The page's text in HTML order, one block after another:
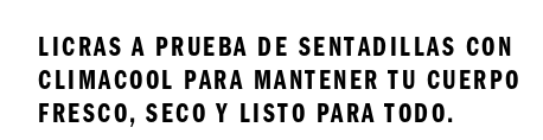
LICRAS A PRUEBA DE SENTADILLAS CON
CLIMACOOL PARA MANTENER TU CUERPO
FRESCO, SECO Y LISTO PARA TODO.